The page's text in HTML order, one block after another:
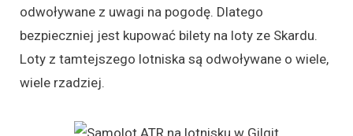
odwoływane z uwagi na pogodę. Dlatego
bezpieczniej jest kupować bilety na loty ze Skardu.
Loty z tamtejszego lotniska są odwoływane o wiele,
wiele rzadziej.